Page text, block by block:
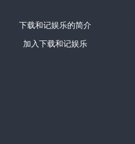
下载和记娱乐的简介
加入下载和记娱乐